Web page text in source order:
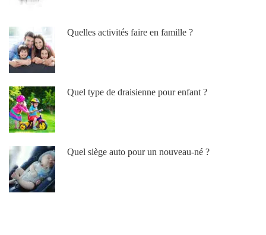
Quelles activités faire en famille ?
Quel type de draisienne pour enfant ?
Quel siège auto pour un nouveau-né ?